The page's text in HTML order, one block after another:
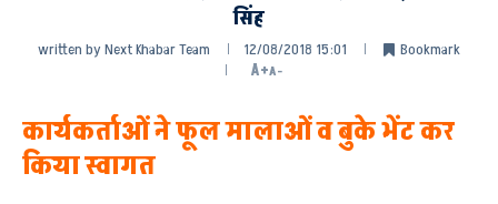
सिंह
written byNext Khabar Team 12/08/2018 15:01
Bookmark
A+A-
कार्यकर्ताओं ने फूल मालाओं व बुके भेंट कर
किया स्वागत